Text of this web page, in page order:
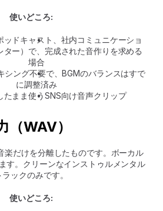
使いどころ:
ッドキャスト、社内コミュニケーショ
ター）で、完成された音作りを求める
場合
シング不要で、BGMのバランスはすで
に調整済み
たまま使うSNS向け音声クリップ
WAV）
楽だけを分離したものです。ボーカル
す。クリーンなインストゥルメンタル
ラックのみです。
使いどころ: